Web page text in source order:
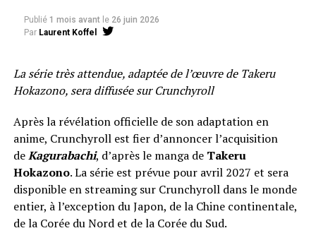
Publié 1 mois avant le 26 juin 2026
Par Laurent Koffel
La série très attendue, adaptée de l’œuvre de Takeru
Hokazono, sera diffusée sur Crunchyroll
Après la révélation officielle de son adaptation en
anime, Crunchyroll est fier d’annoncer l’acquisition
deKagurabachi, d’après le manga de Takeru
Hokazono. La série est prévue pour avril 2027 et sera
disponible en streaming sur Crunchyroll dans le monde
entier, à l’exception du Japon, de la Chine continentale,
de la Corée du Nord et de la Corée du Sud.